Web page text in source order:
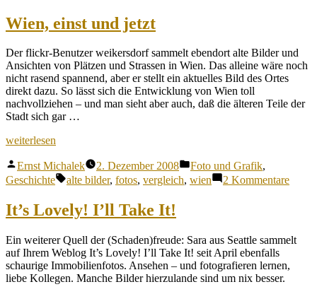
Wien, einst und jetzt
Der flickr-Benutzer weikersdorf sammelt ebendort alte Bilder und
Ansichten von Plätzen und Strassen in Wien. Das alleine wäre noch
nicht rasend spannend, aber er stellt ein aktuelles Bild des Ortes
direkt dazu. So lässt sich die Entwicklung von Wien toll
nachvollziehen – und man sieht aber auch, daß die älteren Teile der
Stadt sich gar …
„Wien,
und
jetzt“
weiterlesen
Veröffentlicht
von
Ernst Michalek 2. Dezember 2008
Veröffentlicht
unter
Foto und Grafik,
Geschichte
Schlagwörter:
alte bilder, fotos, vergleich, wien 2 Kommentarezu
It’s Lovely! I’ll Take It!
Ein weiterer Quell der (Schaden)freude: Sara aus Seattle sammelt
auf Ihrem Weblog It’s Lovely! I’ll Take It! seit April ebenfalls
schaurige Immobilienfotos. Ansehen – und fotografieren lernen,
liebe Kollegen. Manche Bilder hierzulande sind um nix besser.